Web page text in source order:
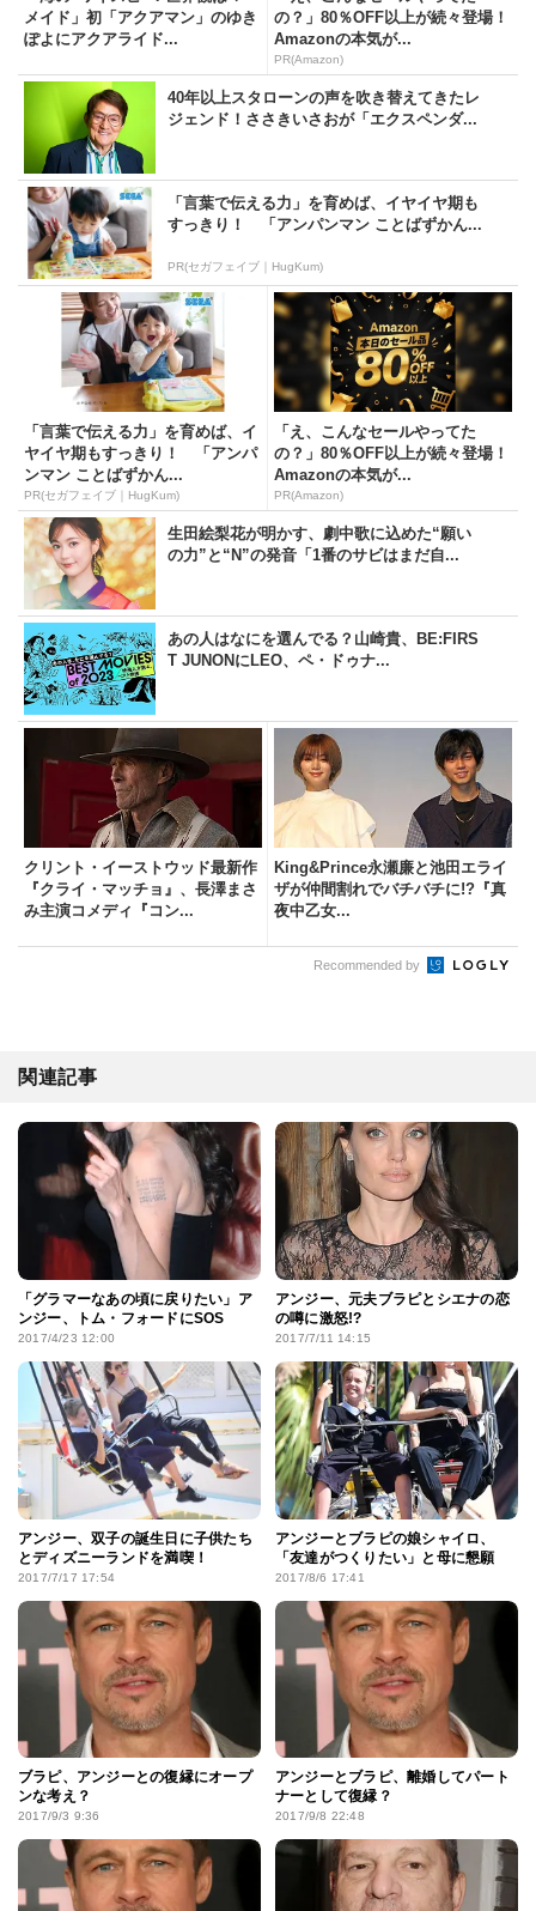
メイド」初「アクアマン」のゆき
ぽよにアクアライド...
の？」80％OFF以上が続々登場！
Amazonの本気が...
PR(Amazon)
40年以上スタローンの声を吹き替えてきたレ
ジェンド！ささきいさおが「エクスペンダ...
「言葉で伝える力」を育めば、イヤイヤ期も
すっきり！ 「アンパンマン ことばずかん...
PR(セガフェイブ｜HugKum)
「言葉で伝える力」を育めば、イ
ヤイヤ期もすっきり！ 「アンパ
ンマン ことばずかん...
PR(セガフェイブ｜HugKum)
「え、こんなセールやってた
の？」80％OFF以上が続々登場！
Amazonの本気が...
PR(Amazon)
生田絵梨花が明かす、劇中歌に込めた“願い
の力”と“N”の発音「1番のサビはまだ自...
あの人はなにを選んでる？山崎貴、BE:FIRS
T JUNONにLEO、ペ・ドゥナ...
クリント・イーストウッド最新作
『クライ・マッチョ』、長澤まさ
み主演コメディ『コン...
King&Prince永瀬廉と池田エライ
ザが仲間割れでバチバチに!?『真
夜中乙女...
Recommended by
関連記事
「グラマーなあの頃に戻りたい」ア
ンジー、トム・フォードにSOS
2017/4/23 12:00
アンジー、元夫ブラピとシエナの恋
の噂に激怒!?
2017/7/11 14:15
アンジー、双子の誕生日に子供たち
とディズニーランドを満喫！
2017/7/17 17:54
アンジーとブラピの娘シャイロ、
「友達がつくりたい」と母に懇願
2017/8/6 17:41
ブラピ、アンジーとの復縁にオープ
ンな考え？
2017/9/3 9:36
アンジーとブラピ、離婚してパート
ナーとして復縁？
2017/9/8 22:48